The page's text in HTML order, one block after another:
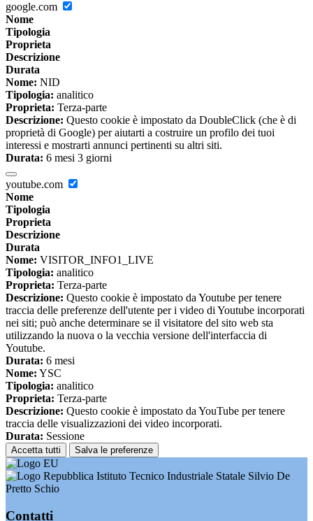
google.com
Nome
Tipologia
Proprieta
Descrizione
Durata
Nome: NID
Tipologia: analitico
Proprieta: Terza-parte
Descrizione: Questo cookie è impostato da DoubleClick (che è di
proprietà di Google) per aiutarti a costruire un profilo dei tuoi
interessi e mostrarti annunci pertinenti su altri siti.
Durata: 6 mesi 3 giorni
youtube.com
Nome
Tipologia
Proprieta
Descrizione
Durata
Nome: VISITOR_INFO1_LIVE
Tipologia: analitico
Proprieta: Terza-parte
Descrizione: Questo cookie è impostato da Youtube per tenere
traccia delle preferenze dell'utente per i video di Youtube incorporati
nei siti; può anche determinare se il visitatore del sito web sta
utilizzando la nuova o la vecchia versione dell'interfaccia di
Youtube.
Durata: 6 mesi
Nome: YSC
Tipologia: analitico
Proprieta: Terza-parte
Descrizione: Questo cookie è impostato da YouTube per tenere
traccia delle visualizzazioni dei video incorporati.
Durata: Sessione
Accetta tutti Salva le preferenze
Istituto Tecnico Industriale Statale Silvio De
Pretto Schio
Contatti